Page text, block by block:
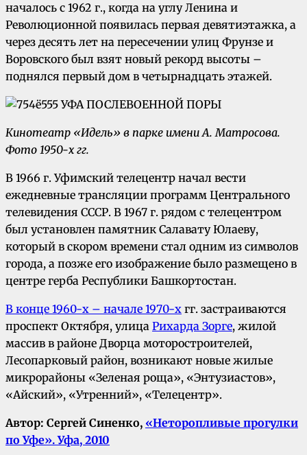
началось с 1962 г., когда на углу Ленина и
Революционной появилась первая девятиэтажка, а
через десять лет на пересечении улиц Фрунзе и
Воровского был взят новый рекорд высоты –
поднялся первый дом в четырнадцать этажей.
Кинотеатр «Идель» в парке имени А. Матросова.
Фото 1950-х гг.
В 1966 г. Уфимский телецентр начал вести
ежедневные трансляции программ Центрального
телевидения СССР. В 1967 г. рядом с телецентром
был установлен памятник Салавату Юлаеву,
который в скором времени стал одним из символов
города, а позже его изображение было размещено в
центре герба Республики Башкортостан.
В конце 1960-х – начале 1970-х гг. застраиваются
проспект Октября, улица Рихарда Зорге, жилой
массив в районе Дворца моторостроителей,
Лесопарковый район, возникают новые жилые
микрорайоны «Зеленая роща», «Энтузиастов»,
«Айский», «Утренний», «Телецентр».
Автор: Сергей Синенко, «Неторопливые прогулки
по Уфе». Уфа, 2010